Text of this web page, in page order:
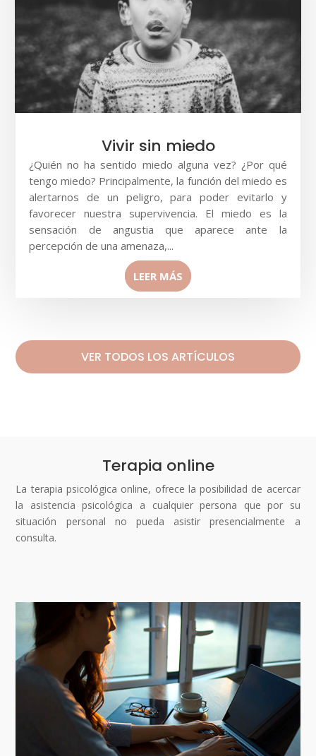
Vivir sin miedo
¿Quién no ha sentido miedo alguna vez? ¿Por qué
tengo miedo? Principalmente, la función del miedo es
alertarnos de un peligro, para poder evitarlo y
favorecer nuestra supervivencia. El miedo es la
sensación de angustia que aparece ante la
percepción de una amenaza,...
LEER MÁS
VER TODOS LOS ARTÍCULOS
Terapia online
La terapia psicológica online, ofrece la posibilidad de acercar
la asistencia psicológica a cualquier persona que por su
situación personal no pueda asistir presencialmente a
consulta.